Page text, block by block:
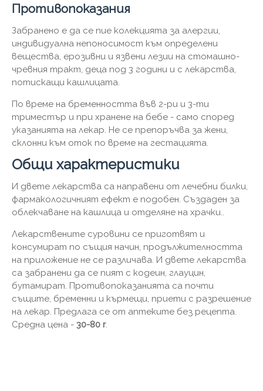
Противопоказания
Забранено е да се пие колекцията за алергии,
индивидуална непоносимост към определени
вещества, ерозивни и язвени лезии на стомашно-
чревния тракт, деца под 3 години и с лекарства,
потискащи кашлицата.
По време на бременността във 2-ри и 3-ти
триместър и при хранене на бебе - само според
указанията на лекар. Не се препоръчва за жени,
склонни към оток по време на гестацията.
Общи характеристики
И двете лекарства са направени от лечебни билки,
фармакологичният ефект е подобен. Създаден за
облекчаване на кашлица и отделяне на храчки..
Лекарствените суровини се приготвят и
консумират по същия начин, продължителността
на приложение не се различава. И двете лекарства
са забранени да се пият с кодеин, глауцин,
бутамират. Противопоказанията са почти
същите, бременни и кърмещи, приети с разрешение
на лекар. Предлага се от аптеките без рецепта.
Средна цена - 30-80 r.